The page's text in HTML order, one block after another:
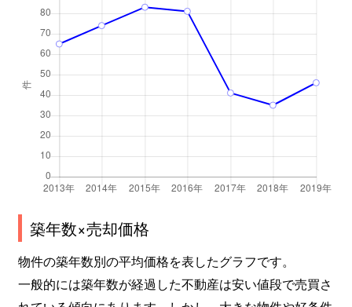
築年数×売却価格
物件の築年数別の平均価格を表したグラフです。
一般的には築年数が経過した不動産は安い値段で売買さ